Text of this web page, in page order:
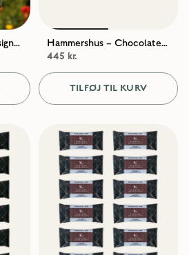
Karamel Kompagniets signatur net / tote bag Hammershus – Chocolate Coated Caramels
445 kr.
TILFØJ TIL KURV